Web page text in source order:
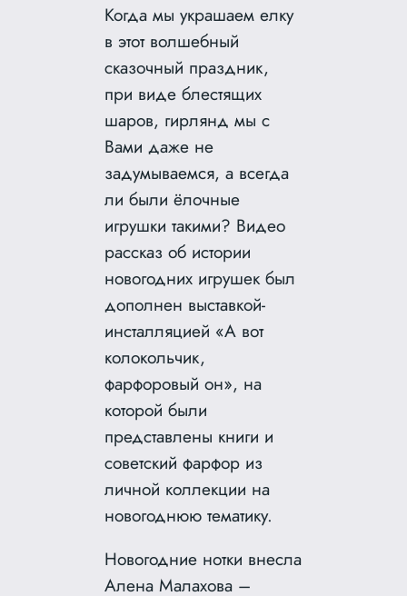
Когда мы украшаем елку
в этот волшебный
сказочный праздник,
при виде блестящих
шаров, гирлянд мы с
Вами даже не
задумываемся, а всегда
ли были ёлочные
игрушки такими? Видео
рассказ об истории
новогодних игрушек был
дополнен выставкой-
инсталляцией «А вот
колокольчик,
фарфоровый он», на
которой были
представлены книги и
советский фарфор из
личной коллекции на
новогоднюю тематику.
Новогодние нотки внесла
Алена Малахова –